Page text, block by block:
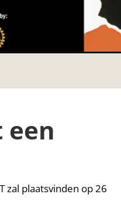
een
zal plaatsvinden op 26